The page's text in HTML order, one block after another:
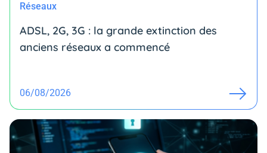
Réseaux
ADSL, 2G, 3G : la grande extinction des
anciens réseaux a commencé
06/08/2026